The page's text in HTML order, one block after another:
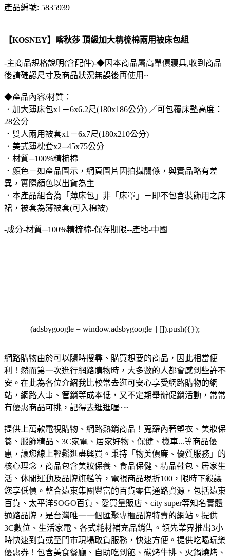
產品編號: 5835939
【KOSNEY】喀秋莎 頂級加大精梳棉兩用被床包組
-主商品規格說明(含配件)-◆因本商品屬高單價寢具,收到商品
後請確認尺寸及商品狀況無誤後再使用~
◆產品內容/材質：
．加大薄床包x1－6x6.2尺(180x186公分) ／可包覆床墊高度：
28公分
．雙人兩用被套x1－6x7尺(180x210公分)
．美式薄枕套x2─45x75公分
．材質─100%精梳棉
．顏色－如產品圖示，網頁圖片因拍攝關係，與實品略有差
異，實際顏色以出貨為主
．本產品組合為「薄床包」非「床罩」－即不包含裝飾用之床
裙，被套為薄被套(可入棉被)
-成分-材質─100%精梳棉-保存期限--產地-中國
(adsbygoogle = window.adsbygoogle || []).push({});
網路購物由於可以隨時搜尋、購買想要的商品，因此相當便
利！然而第一次進行網路購物時，大多數的人都會感到些許不
安。在此為各位介紹我比較常去逛可安心享受網路購物的網
站，網路人事、管銷等成本低，又不定期舉辦促銷活動，常常
有優惠商品可挑，記得去逛逛喔~~
提供上萬款電視購物、網路熱銷商品！蒐羅內著塑衣、美妝保
養、服飾精品、3C家電、居家好物、保健、機車...等商品優
惠，讓您線上輕鬆逛盡興買。 秉持「物美價廉、優質服務」的
核心理念，商品包含美妝保養、食品保健、精品鞋包、居家生
活、休閒運動及品牌旗艦等，電視商品現折100，限時下殺讓
您享低價。 整合遠東集團豐富的百貨零售通路資源，包括遠東
百貨、太平洋SOGO百貨、愛買量販店、city super等知名實體
通路品牌，是台灣唯一一個匯聚專櫃品牌特賣的網站。 提供
3C數位、生活家電、各式耗材補充品銷售。領先業界推出3小
時快速到貨或至門市現場取貨服務，快速方便。 提供吃喝玩樂
優惠券！包含美食餐廳、自助吃到飽、碳烤牛排、火鍋燒烤、